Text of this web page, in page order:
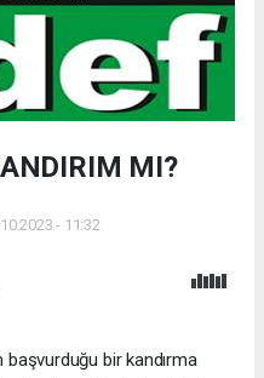
MI?
- 11:32
başvurduğu bir kandırma